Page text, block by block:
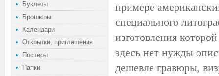
Буклеты
Брошюры
Календари
Открытки, приглашения
Постеры
Папки
примере
специального
изготовления
здесь нет нужды
дешевле гравюры,